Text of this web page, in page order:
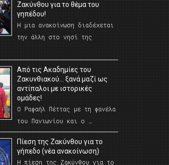
Ζακύνθου για το θέμα του
γηπέδου!
Η μια ανακοίνωση διαδέχεται
την άλλη στο νησί της
Από τις Ακαδημίες του
Ζακυνθιακού… ξανά μαζί ως
αντίπαλοι με ιστορικές
ομάδες!
Ο Ραφαήλ Πέττας με τη φανέλα
του Πανιωνίου και ο …
Πίεση της Ζακύνθου για το
γήπεδο (νέα ανακοίνωση)
Η πίεση της Ζακύνθου για το